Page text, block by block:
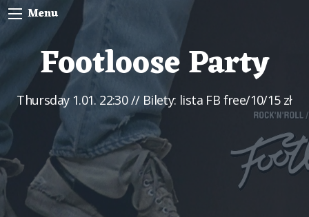
Menu
Footloose Party
Thursday 1.01. 22:30// Bilety: lista FB free/10/15 zł